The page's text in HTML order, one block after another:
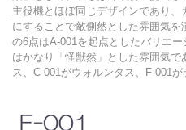
主役機とほぼ同じデザインであり
にすることで敵側然とした雰囲気
の6点はA-001を起点としたバリエ
はかなり「怪獣然」とした雰囲気で
ス、C-001がウォルンタス、F-001